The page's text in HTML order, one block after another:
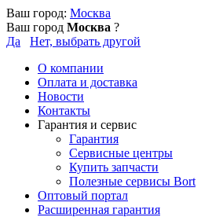
Ваш город: Москва
Ваш город Москва ?
Да
Нет, выбрать другой
О компании
Оплата и доставка
Новости
Контакты
Гарантия и сервис
Гарантия
Сервисные центры
Купить запчасти
Полезные сервисы Bort
Оптовый портал
Расширенная гарантия